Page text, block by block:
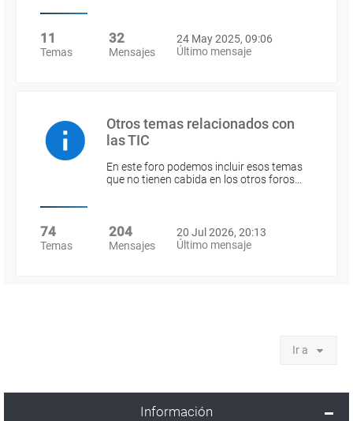
11
Temas
32
Mensajes
24 May 2025, 09:06
Último mensaje
Otros temas relacionados con
las TIC
En este foro podemos incluir esos temas
que no tienen cabida en los otros foros…
74
Temas
204
Mensajes
20 Jul 2026, 20:13
Último mensaje
Ir a
Información